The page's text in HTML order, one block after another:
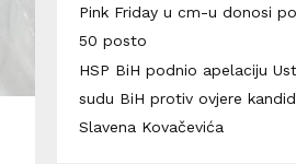
Pink Friday u cm-u donosi
50 posto
HSP BiH podnio apelaciju
sudu BiH protiv ovjere
Slavena Kovačevića